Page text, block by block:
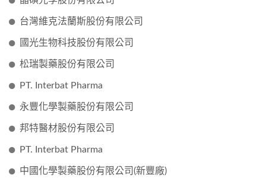
台灣維克法蘭斯股份有限公司
國光生物科技股份有限公司
松瑞製藥股份有限公司
PT. Interbat Pharma
永豐化學製藥股份有限公司
邦特醫材股份有限公司
PT. Interbat Pharma
中國化學製藥股份有限公司(新豐廠)